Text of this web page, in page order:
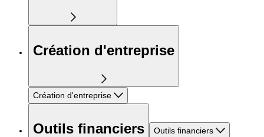
Création d'entreprise
Création d'entreprise
Outils financiers Outils financiers